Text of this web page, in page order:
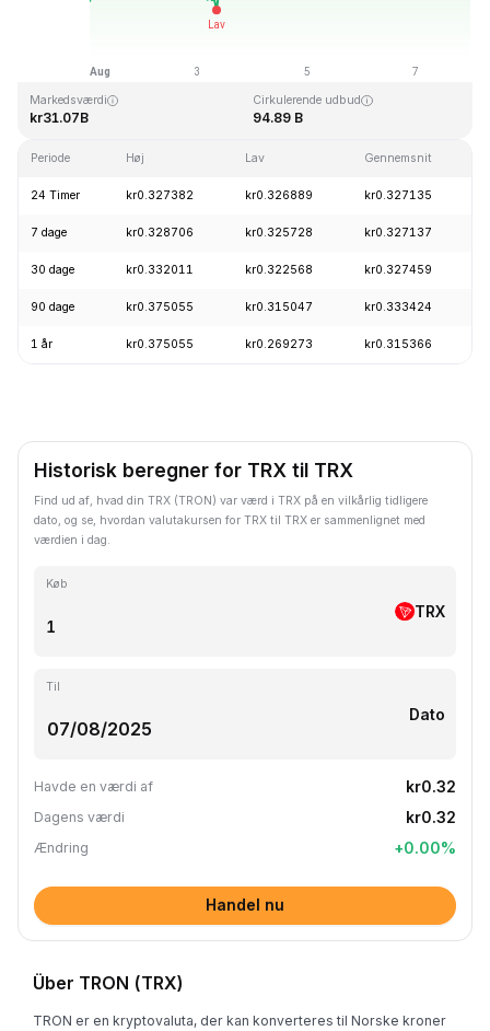
Sidst opdateret: 2026-08-07, 23:36 GMT+0
kr0.431288 kr0.001804
Markedsværdi
kr31.07B
Cirkulerende udbud
94.89 B
Periode Høj Lav Gennemsnit
24 Timer kr0.327382 kr0.326889 kr0.327135
7 dage kr0.328706 kr0.325728 kr0.327137
30 dage kr0.332011 kr0.322568 kr0.327459
90 dage kr0.375055 kr0.315047 kr0.333424
1 år kr0.375055 kr0.269273 kr0.315366
Historisk beregner for TRX til TRX
Find ud af, hvad din TRX (TRON) var værd i TRX på en vilkårlig tidligere
dato, og se, hvordan valutakursen for TRX til TRX er sammenlignet med
værdien i dag.
Køb
TRX
Til
Dato
Havde en værdi af kr0.32
Dagens værdi kr0.32
Ændring +0.00%
Handel nu
Über TRON (TRX)
TRON er en kryptovaluta, der kan konverteres til Norske kroner